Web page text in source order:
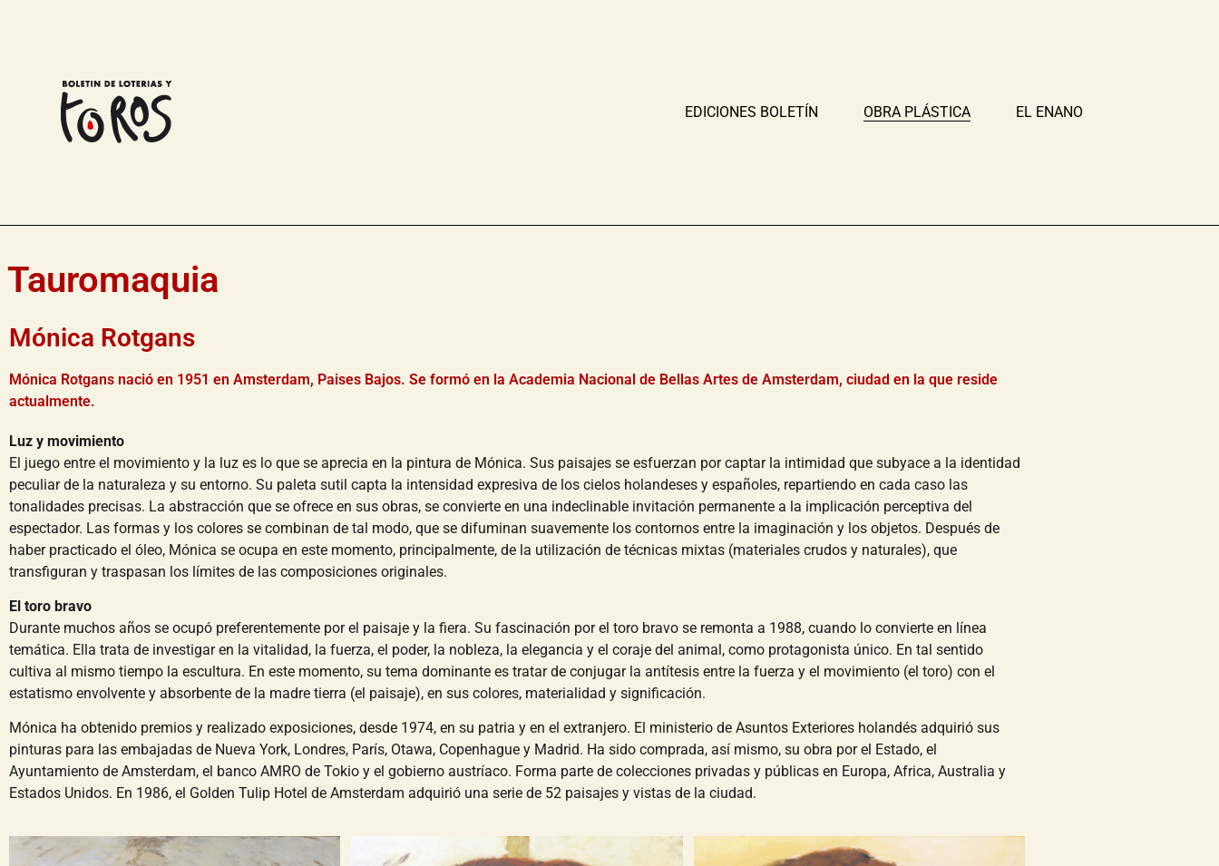
EDICIONES BOLETÍN OBRA PLÁSTICA EL ENANO
Tauromaquia
Mónica Rotgans
Mónica Rotgans nació en 1951 en Amsterdam, Paises Bajos. Se formó en la Academia Nacional de Bellas Artes de Amsterdam, ciudad en la que reside
actualmente.
Luz y movimiento
El juego entre el movimiento y la luz es lo que se aprecia en la pintura de Mónica. Sus paisajes se esfuerzan por captar la intimidad que subyace a la identidad
peculiar de la naturaleza y su entorno. Su paleta sutil capta la intensidad expresiva de los cielos holandeses y españoles, repartiendo en cada caso las
tonalidades precisas. La abstracción que se ofrece en sus obras, se convierte en una indeclinable invitación permanente a la implicación perceptiva del
espectador. Las formas y los colores se combinan de tal modo, que se difuminan suavemente los contornos entre la imaginación y los objetos. Después de
haber practicado el óleo, Mónica se ocupa en este momento, principalmente, de la utilización de técnicas mixtas (materiales crudos y naturales), que
transfiguran y traspasan los límites de las composiciones originales.
El toro bravo
Durante muchos años se ocupó preferentemente por el paisaje y la fiera. Su fascinación por el toro bravo se remonta a 1988, cuando lo convierte en línea
temática. Ella trata de investigar en la vitalidad, la fuerza, el poder, la nobleza, la elegancia y el coraje del animal, como protagonista único. En tal sentido
cultiva al mismo tiempo la escultura. En este momento, su tema dominante es tratar de conjugar la antítesis entre la fuerza y el movimiento (el toro) con el
estatismo envolvente y absorbente de la madre tierra (el paisaje), en sus colores, materialidad y significación.
Mónica ha obtenido premios y realizado exposiciones, desde 1974, en su patria y en el extranjero. El ministerio de Asuntos Exteriores holandés adquirió sus
pinturas para las embajadas de Nueva York, Londres, París, Otawa, Copenhague y Madrid. Ha sido comprada, así mismo, su obra por el Estado, el
Ayuntamiento de Amsterdam, el banco AMRO de Tokio y el gobierno austríaco. Forma parte de colecciones privadas y públicas en Europa, Africa, Australia y
Estados Unidos. En 1986, el Golden Tulip Hotel de Amsterdam adquirió una serie de 52 paisajes y vistas de la ciudad.